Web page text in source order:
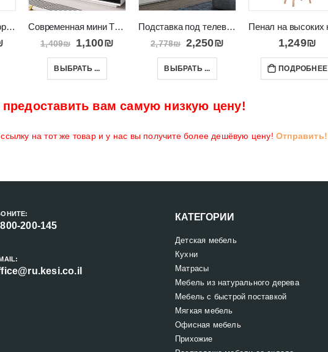
Тумба под телевизор в салон Израиль IRMA Современная мини ТВ стенка в скандинавском стиле POZA
1,409₪ 1,100₪
ВЫБРАТЬ ...
Подставка под телевизор для гостиной в Израиле ADAM 180
2,778₪ 2,250₪
ВЫБРАТЬ ...
1,249₪
ПОДРОБНЕЕ
вам самую низкую цену!
на тот же товар и у нас вы получите более дешёвую цену! Отправить!
200-145
КАТЕГОРИИ
Детская мебель
Кухни
Матрасы
Мебель из натурального дерева
Мебель с быстрой поставкой
Мягкая мебель
Офисная мебель
Прихожие